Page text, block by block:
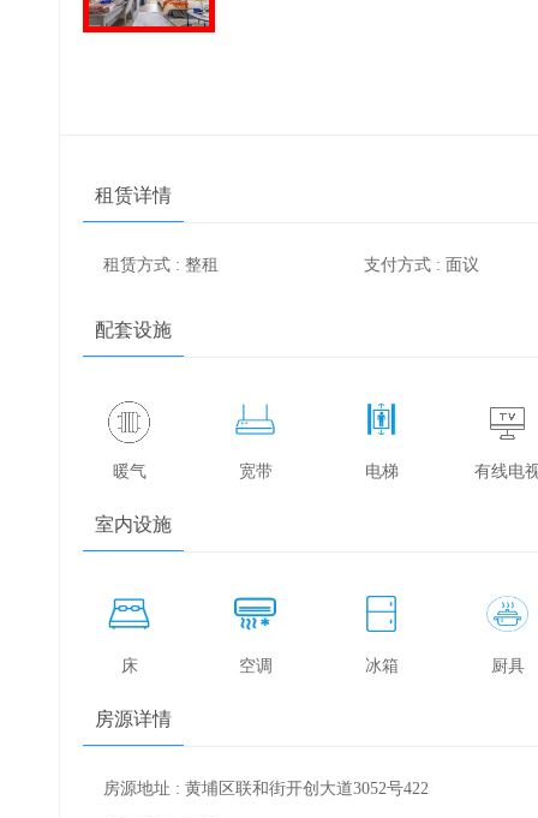
租赁详情
租赁方式 : 整租 支付方式 : 面议
配套设施
暖气 宽带 电梯 有线电
室内设施
床 空调 冰箱 厨具
房源详情
房源地址 : 黄埔区联和街开创大道3052号422